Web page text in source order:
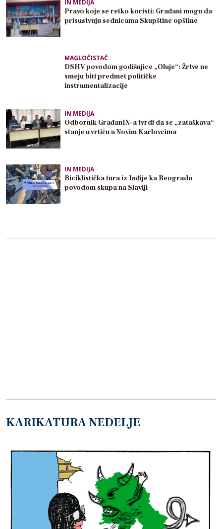
IN MEDIJA
Pravo koje se retko koristi: Građani mogu da
prisustvuju sednicama Skupštine opštine
MAGLOČISTAČ
DSHV povodom godišnjice „Oluje“: Žrtve ne
smeju biti predmet političke
instrumentalizacije
IN MEDIJA
Odbornik GrađanIN-a tvrdi da se „zataškava“
stanje u vrtiću u Novim Karlovcima
IN MEDIJA
Biciklistička tura iz Inđije ka Beogradu
povodom skupa na Slaviji
KARIKATURA NEDELJE